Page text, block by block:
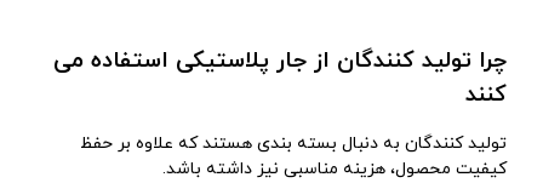
چرا تولید کنندگان از جار پلاستیکی استفاده می
کنند
تولید کنندگان به دنبال بسته بندی هستند که علاوه بر حفظ
کیفیت محصول، هزینه مناسبی نیز داشته باشد.